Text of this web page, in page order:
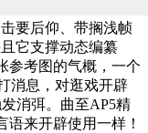
要后仰、带搁浅帧
它支撑动态编纂
考图的气概，一个
消息，对逛戏开辟
消弭。曲至AP5精
来开辟使用一样！